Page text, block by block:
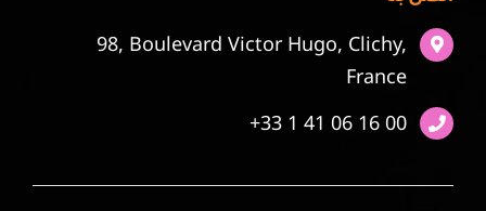
98, Boulevard Victor Hugo, Clichy,
France
+33 1 41 06 16 00